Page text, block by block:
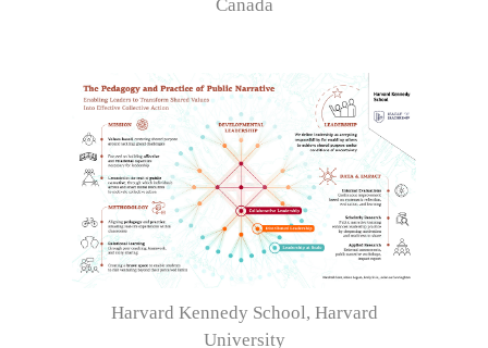
Canada
Harvard Kennedy School, Harvard
University